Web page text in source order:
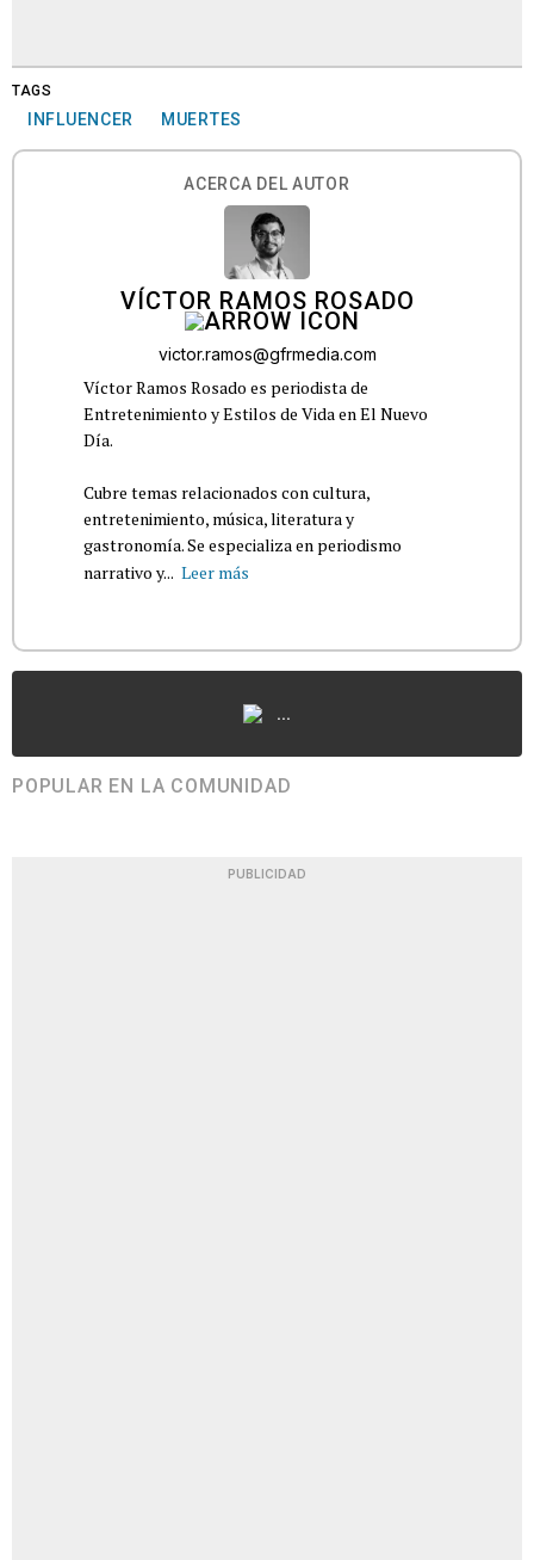
TAGS
INFLUENCER MUERTES
ACERCA DEL AUTOR
VÍCTOR RAMOS ROSADO
victor.ramos@gfrmedia.com
Víctor Ramos Rosado es periodista de
Entretenimiento y Estilos de Vida en El Nuevo
Día.
Cubre temas relacionados con cultura,
entretenimiento, música, literatura y
gastronomía. Se especializa en periodismo
narrativo y... Leer más
...
POPULAR EN LA COMUNIDAD
PUBLICIDAD